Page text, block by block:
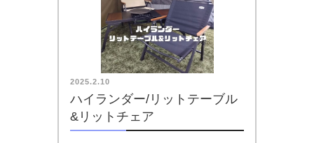
2025.2.10
ハイランダー/リットテーブル
&リットチェア